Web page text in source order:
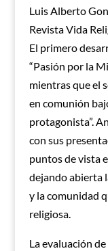
Luis Alberto
Revista Vida
El primero
“Pasión por la
mientras que el
en comunión
protagonista”.
con sus
puntos de vista
dejando abierta
y la comunidad
religiosa.
La evaluación